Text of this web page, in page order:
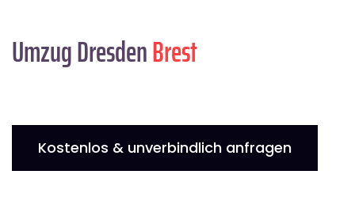
Umzug DresdenBrest
Kostenlos & unverbindlich anfragen